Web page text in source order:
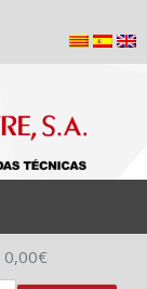
0,00€